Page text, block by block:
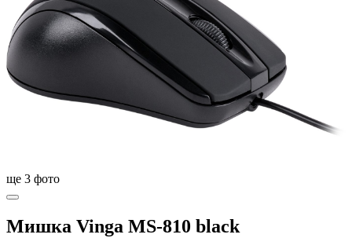
ще 3 фото
Мишка Vinga MS-810 black